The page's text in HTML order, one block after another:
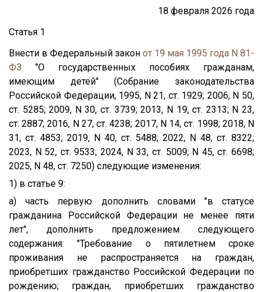
18 февраля 2026 года
Статья 1
Внести в Федеральный закон от 19 мая 1995 года N 81-
ФЗ "О государственных пособиях гражданам,
имеющим детей" (Собрание законодательства
Российской Федерации, 1995, N 21, ст. 1929; 2006, N 50,
ст. 5285; 2009, N 30, ст. 3739; 2013, N 19, ст. 2313; N 23,
ст. 2887; 2016, N 27, ст. 4238; 2017, N 14, ст. 1998; 2018, N
31, ст. 4853; 2019, N 40, ст. 5488; 2022, N 48, ст. 8322;
2023, N 52, ст. 9533; 2024, N 33, ст. 5009; N 45, ст. 6698;
2025, N 48, ст. 7250) следующие изменения:
1) в статье 9:
а) часть первую дополнить словами "в статусе
гражданина Российской Федерации не менее пяти
лет", дополнить предложением следующего
содержания: "Требование о пятилетнем сроке
проживания не распространяется на граждан,
приобретших гражданство Российской Федерации по
рождению; граждан, приобретших гражданство